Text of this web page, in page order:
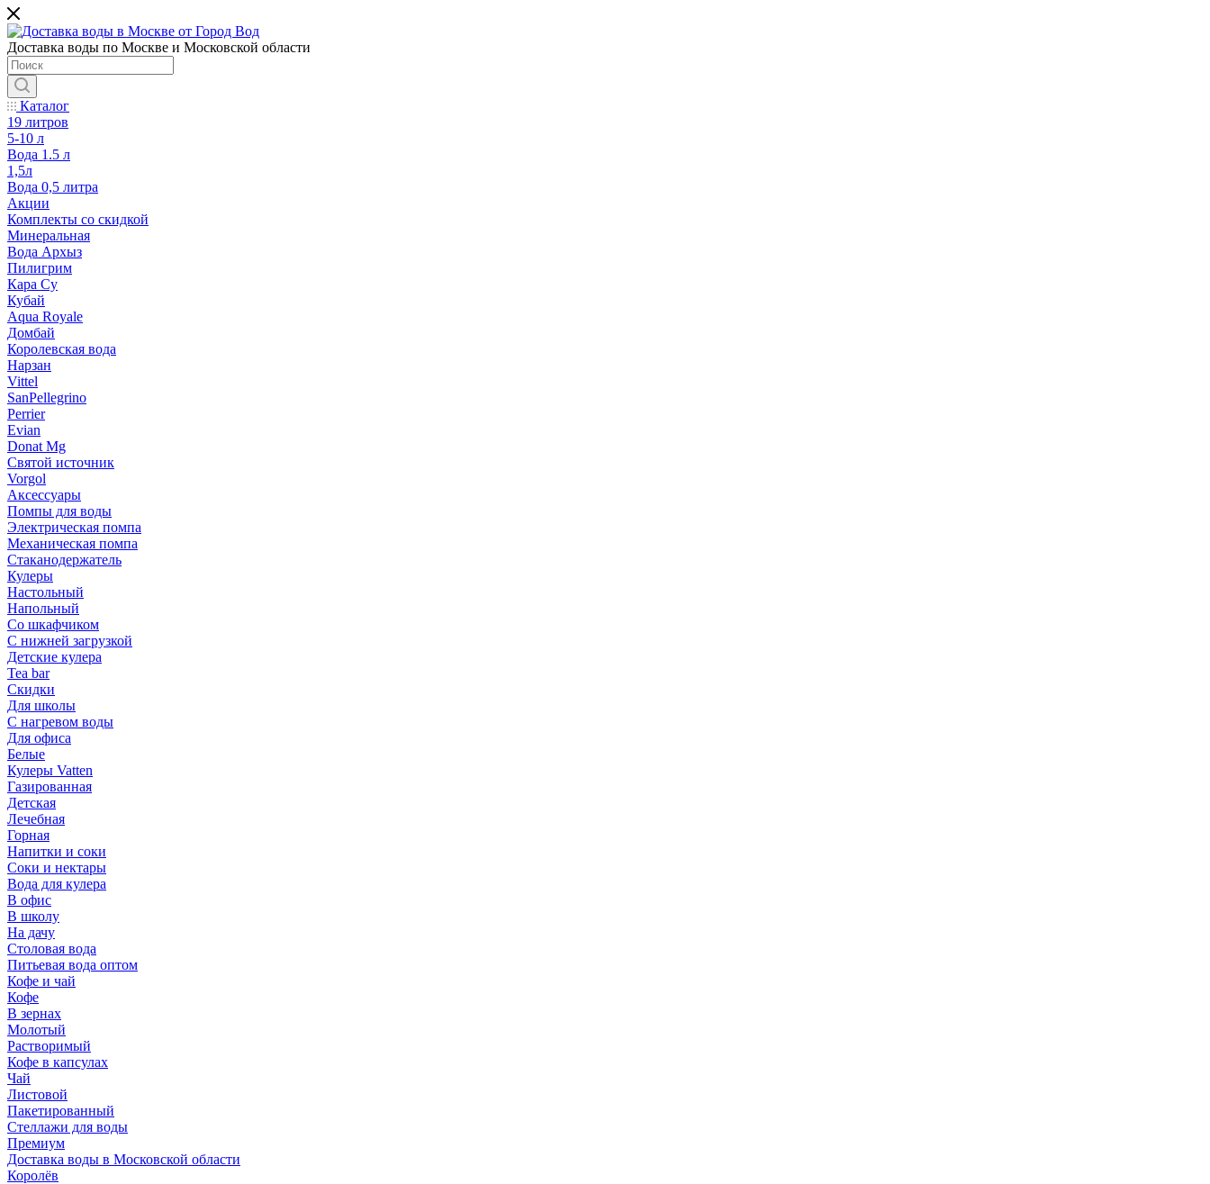
Доставка воды по Москве и Московской области
Каталог
19 литров
5-10 л
Вода 1.5 л
1,5л
Вода 0,5 литра
Акции
Комплекты со скидкой
Минеральная
Вода Архыз
Пилигрим
Кара Су
Кубай
Aqua Royale
Домбай
Королевская вода
Нарзан
Vittel
SanPellegrino
Perrier
Evian
Donat Mg
Святой источник
Vorgol
Аксессуары
Помпы для воды
Электрическая помпа
Механическая помпа
Стаканодержатель
Кулеры
Настольный
Напольный
Со шкафчиком
С нижней загрузкой
Детские кулера
Tea bar
Скидки
Для школы
С нагревом воды
Для офиса
Белые
Кулеры Vatten
Газированная
Детская
Лечебная
Горная
Напитки и соки
Соки и нектары
Вода для кулера
В офис
В школу
На дачу
Столовая вода
Питьевая вода оптом
Кофе и чай
Кофе
В зернах
Молотый
Растворимый
Кофе в капсулах
Чай
Листовой
Пакетированный
Стеллажи для воды
Премиум
Доставка воды в Московской области
Королёв